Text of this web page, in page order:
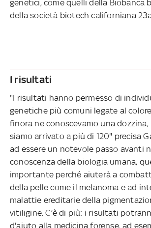
genetici, come quelli della Biobanca
della società biotech californiana
I risultati
"I risultati hanno permesso di
genetiche più comuni legate al
finora ne conoscevamo una dozzina,
siamo arrivato a più di 120" precisa
ad essere un notevole passo avanti
conoscenza della biologia umana,
importante perché aiuterà a
della pelle come il melanoma e ad
malattie ereditarie della
vitiligine. C’è di più: i risultati
d'aiuto alla medicina forense, ad